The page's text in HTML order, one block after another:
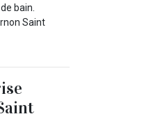
bain.
Saint